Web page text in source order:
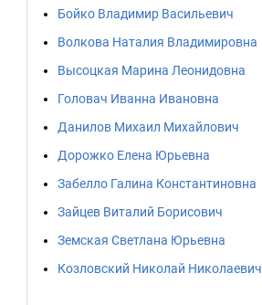
Бойко Владимир Васильевич
Волкова Наталия Владимировна
Высоцкая Марина Леонидовна
Головач Иванна Ивановна
Данилов Михаил Михайлович
Дорожко Елена Юрьевна
Забелло Галина Константиновна
Зайцев Виталий Борисович
Земская Светлана Юрьевна
Козловский Николай Николаевич